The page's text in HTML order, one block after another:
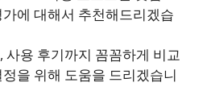
에 대해서 추천해드리겠습
용 후기까지 꼼꼼하게 비교
을 위해 도움을 드리겠습니